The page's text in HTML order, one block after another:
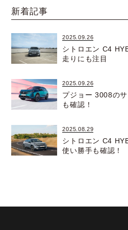
新着記事
2025.09.26
シトロエン C4
走りにも注目
2025.09.26
プジョー 3008の
も確認！
2025.08.29
シトロエン C4
使い勝手も確認！